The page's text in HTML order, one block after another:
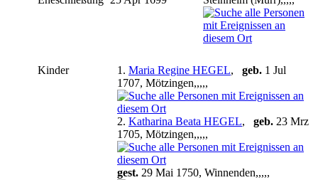
Kinder 1. Maria Regine HEGEL, geb. 1 Jul
1707, Mötzingen,,,,,
2. Katharina Beata HEGEL, geb. 23 Mrz
1705, Mötzingen,,,,,
gest. 29 Mai 1750, Winnenden,,,,,